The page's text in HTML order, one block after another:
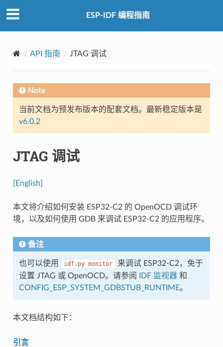
ESP-IDF 编程指南
API 指南 JTAG 调试
Note
当前文档为预发布版本的配套文档。最新稳定版本是
v6.0.2
JTAG 调试
[English]
本文将介绍如何安装 ESP32-C2 的 OpenOCD 调试环
境，以及如何使用 GDB 来调试 ESP32-C2 的应用程序。
备注
也可以使用 idf.py monitor
来调试 ESP32-C2，免于
设置 JTAG 或 OpenOCD。请参阅
IDF 监视器和
CONFIG_ESP_SYSTEM_GDBSTUB_RUNTIME。
本文档结构如下：
引言